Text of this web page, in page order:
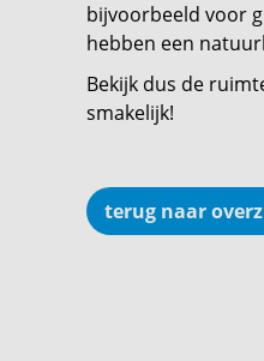
bijvoorbeeld voor
hebben een
Bekijk dus de
smakelijk!
terug naar